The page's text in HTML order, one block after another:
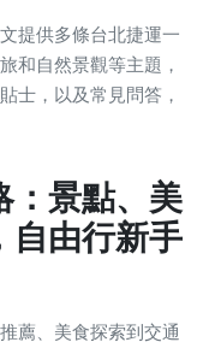
提供多條台北捷運一
和自然景觀等主題，
士，以及常見問答，
：景點、美
自由行新手
薦、美食探索到交通